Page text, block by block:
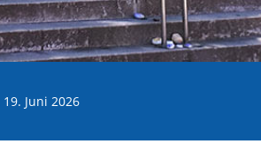
19. Juni 2026